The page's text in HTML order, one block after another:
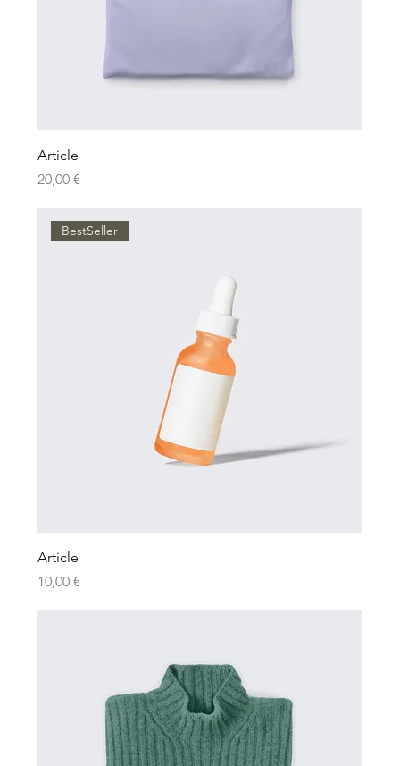
Article
Prix
20,00 €
BestSeller
Article
Prix
10,00 €